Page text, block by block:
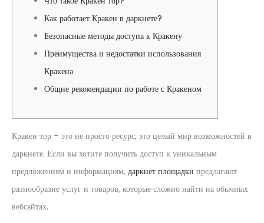
Как работает Кракен в даркнете?
Безопасные методы доступа к Кракену
Преимущества и недостатки использования
Кракена
Общие рекомендации по работе с Кракеном
Кракен тор – это не просто ресурс, это целый мир возможностей в
даркнете. Если вы хотите получить доступ к уникальным
предложениям и информациям, даркнет площадки предлагают
разнообразие услуг и товаров, которые сложно найти на обычных
вебсайтах.